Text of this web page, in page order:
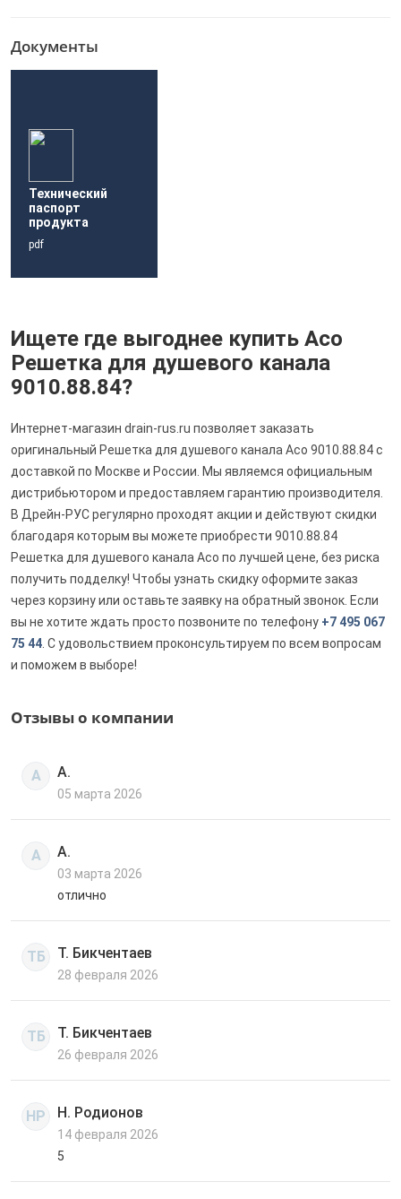
Документы
Технический
паспорт
продукта
pdf
Ищете где выгоднее купить Aco
Решетка для душевого канала
9010.88.84?
Интернет-магазин drain-rus.ru позволяет заказать
оригинальный Решетка для душевого канала Aco 9010.88.84 с
доставкой по Москве и России. Мы являемся официальным
дистрибьютором и предоставляем гарантию производителя.
В Дрейн-РУС регулярно проходят акции и действуют скидки
благодаря которым вы можете приобрести 9010.88.84
Решетка для душевого канала Aco по лучшей цене, без риска
получить подделку! Чтобы узнать скидку оформите заказ
через корзину или оставьте заявку на обратный звонок. Если
вы не хотите ждать просто позвоните по телефону +7 495 067
75 44 . С удовольствием проконсультируем по всем вопросам
и поможем в выборе!
Отзывы о компании
А А.
05 марта 2026
А А.
03 марта 2026
отлично
ТБ Т. Бикчентаев
28 февраля 2026
ТБ Т. Бикчентаев
26 февраля 2026
НР Н. Родионов
14 февраля 2026
5